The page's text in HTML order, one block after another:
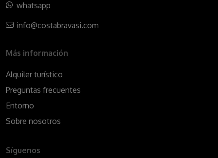
whatsapp
info@costabravasi.com
Más información
Alquiler turístico
Preguntas frecuentes
Entorno
Sobre nosotros
Síguenos